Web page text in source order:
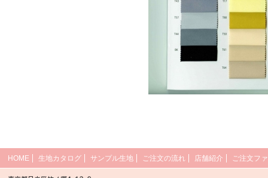
HOME 生地カタログ サンプル生地 ご注文の流れ 店舗紹介 ご注文フ